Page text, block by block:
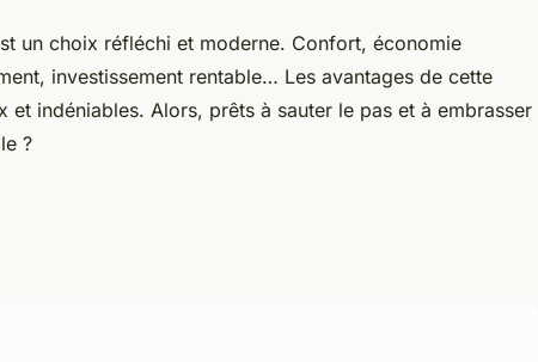
un choix réfléchi et moderne. Confort, économie
investissement rentable… Les avantages de cette
et indéniables. Alors, prêts à sauter le pas et à embrasser
?